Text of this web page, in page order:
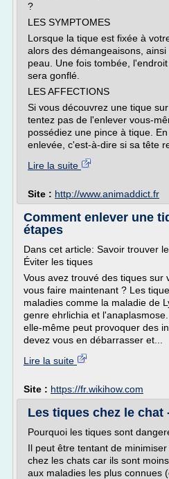
?
LES SYMPTOMES
Lorsque la tique est fixée à
alors des démangeaisons,
peau. Une fois tombée,
sera gonflé.
LES AFFECTIONS
Si vous découvrez une tique
tentez pas de l'enlever vous-
possédiez une pince à tique.
enlevée, c'est-à-dire si sa tête
Lire la suite
Site : http://www.animaddict.fr
Comment enlever une
étapes
Dans cet article: Savoir trouver
Éviter les tiques
Vous avez trouvé des tiques sur
vous faire maintenant ? Les
maladies comme la maladie de
genre ehrlichia et
elle-même peut provoquer des
devez vous en débarrasser et...
Lire la suite
Site : https://fr.wikihow.com
Les tiques chez le chat
Pourquoi les tiques sont
Il peut être tentant de
chez les chats car ils sont
aux maladies les plus connues